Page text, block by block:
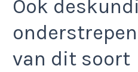
Ook
van dit soort